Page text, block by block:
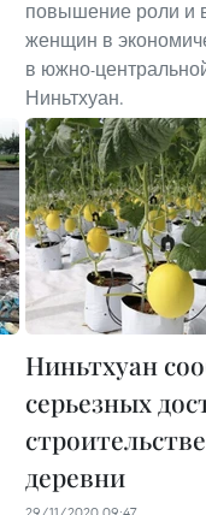
повышение роли и
женщин в
в южно-
Ниньтхуан.
Ниньтхуан
серьезных
деревни